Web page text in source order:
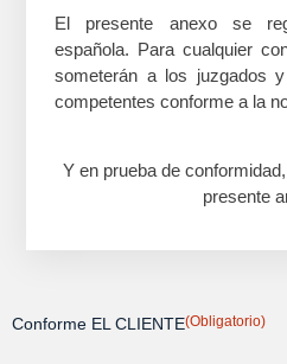
El presente anexo se
española. Para cualquier
someterán a los juzgados
competentes conforme a la
Y en prueba de
presente
Conforme EL CLIENTE(Obligatorio)